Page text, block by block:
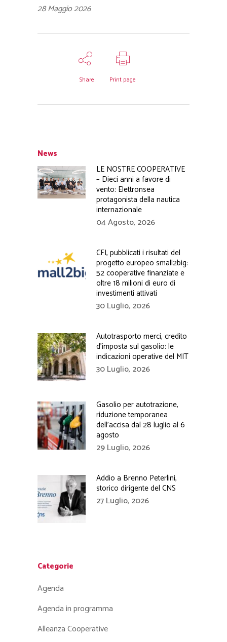
28 Maggio 2026
Share Print page
News
LE NOSTRE COOPERATIVE
– Dieci anni a favore di
vento: Elettronsea
protagonista della nautica
internazionale
04 Agosto, 2026
CFI, pubblicati i risultati del
progetto europeo small2big:
52 cooperative finanziate e
oltre 18 milioni di euro di
investimenti attivati
30 Luglio, 2026
Autotrasporto merci, credito
d’imposta sul gasolio: le
indicazioni operative del MIT
30 Luglio, 2026
Gasolio per autotrazione,
riduzione temporanea
dell’accisa dal 28 luglio al 6
agosto
29 Luglio, 2026
Addio a Brenno Peterlini,
storico dirigente del CNS
27 Luglio, 2026
Categorie
Agenda
Agenda in programma
Alleanza Cooperative